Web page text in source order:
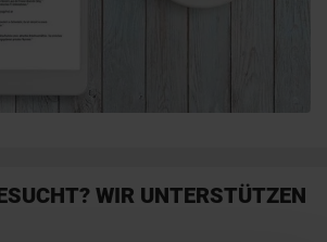
WIR UNTERSTÜTZEN